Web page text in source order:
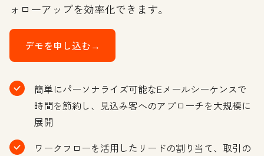
ォローアップを効率化できます。
デモを申し込む→
簡単にパーソナライズ可能なEメールシーケンスで
時間を節約し、見込み客へのアプローチを大規模に
展開
ワークフローを活用したリードの割り当て、取引の